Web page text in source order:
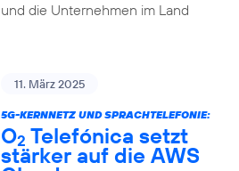
und die Unternehmen im Land
11. März 2025
5G-KERNNETZ UND SPRACHTELEFONIE:
O2 Telefónica setzt
stärker auf die AWS